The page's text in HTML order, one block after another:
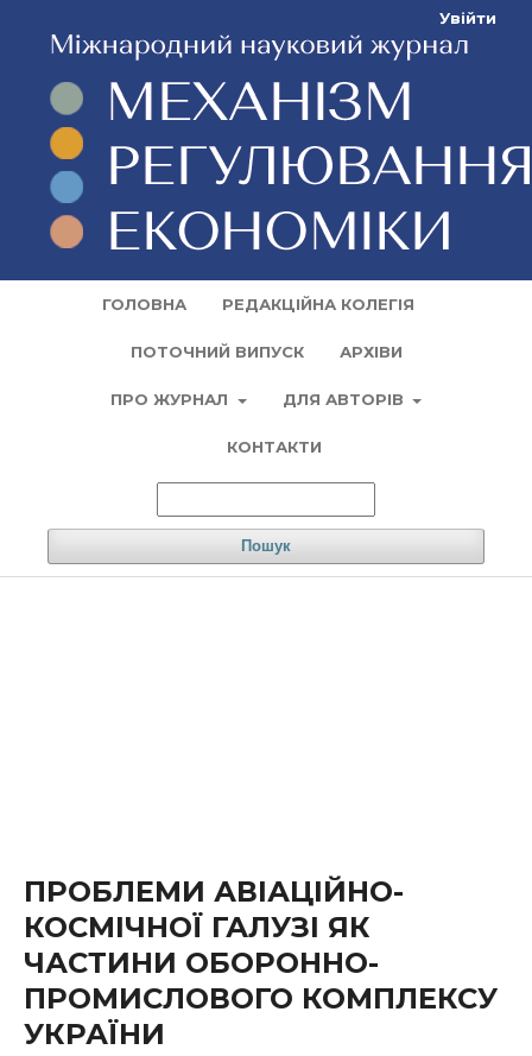
ГОЛОВНА РЕДАКЦІЙНА КОЛЕГІЯ
ПОТОЧНИЙ ВИПУСК АРХІВИ
ПРО ЖУРНАЛ ДЛЯ АВТОРІВ
КОНТАКТИ
Пошук
Увійти
ПРОБЛЕМИ АВІАЦІЙНО-
КОСМІЧНОЇ ГАЛУЗІ ЯК
ЧАСТИНИ ОБОРОННО-
ПРОМИСЛОВОГО КОМПЛЕКСУ
УКРАЇНИ